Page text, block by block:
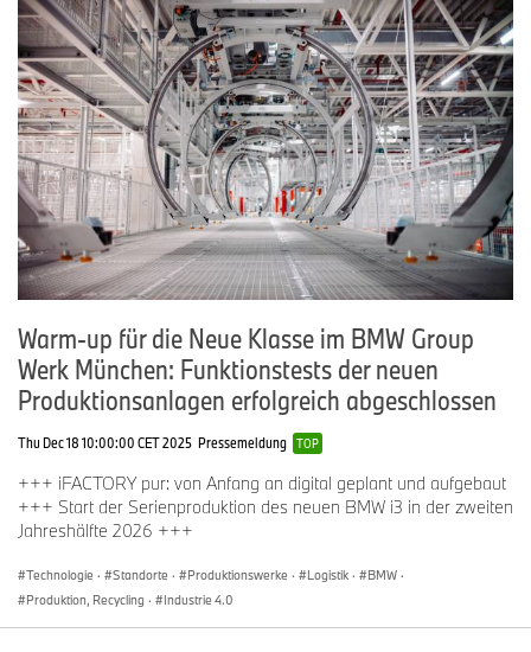
Warm-up für die Neue Klasse im BMW Group
Werk München: Funktionstests der neuen
Produktionsanlagen erfolgreich abgeschlossen
Thu Dec 18 10:00:00 CET 2025 Pressemeldung TOP
+++ iFACTORY pur: von Anfang an digital geplant und aufgebaut
+++ Start der Serienproduktion des neuen BMW i3 in der zweiten
Jahreshälfte 2026 +++
Technologie · Standorte · Produktionswerke · Logistik · BMW ·
Produktion, Recycling · Industrie 4.0